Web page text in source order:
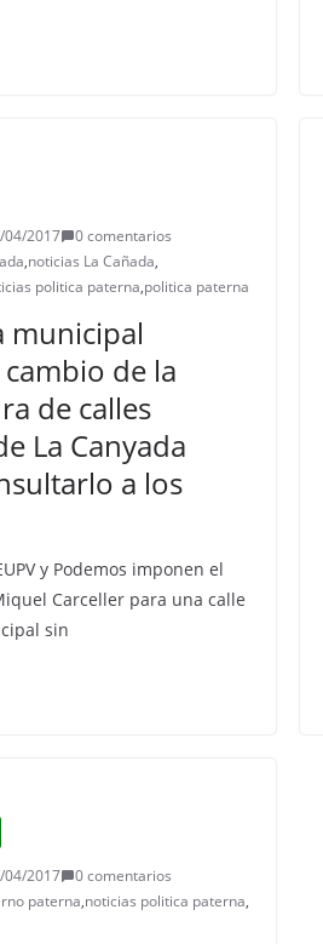
04/2017
0 comentarios
,noticias La Cañada,
politica paterna,politica paterna
municipal
de la
de calles
La Canyada
a los
y Podemos imponen el
Carceller para una calle
sin
04/2017
0 comentarios
paterna,noticias politica paterna,